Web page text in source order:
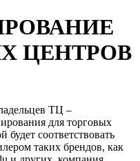
ЦЕНТРОВ
ТЦ –
для торговых
будет соответствовать
таких брендов, как